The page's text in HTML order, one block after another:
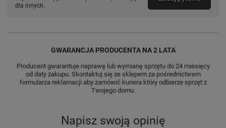
dla innych.
GWARANCJA PRODUCENTA NA 2 LATA
Producent gwarantuje naprawę lub wymianę sprzętu do 24 miesięcy
od daty zakupu. Skontaktuj się ze sklepem za pośrednictwem
formularza reklamacji aby zamówić kuriera który odbierze sprzęt z
Twojego domu.
Napisz swoją opinię